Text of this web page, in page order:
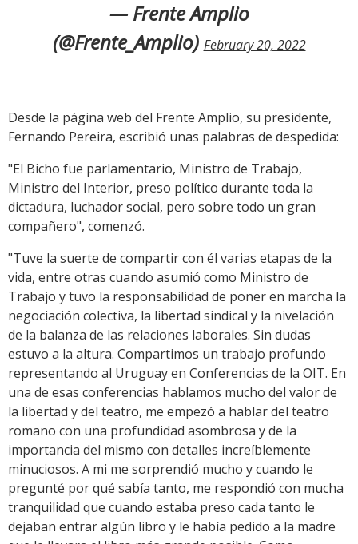
— Frente Amplio
(@Frente_Amplio) February 20, 2022
Desde la página web del Frente Amplio, su presidente,
Fernando Pereira, escribió unas palabras de despedida:
"El Bicho fue parlamentario, Ministro de Trabajo,
Ministro del Interior, preso político durante toda la
dictadura, luchador social, pero sobre todo un gran
compañero", comenzó.
"Tuve la suerte de compartir con él varias etapas de la
vida, entre otras cuando asumió como Ministro de
Trabajo y tuvo la responsabilidad de poner en marcha la
negociación colectiva, la libertad sindical y la nivelación
de la balanza de las relaciones laborales. Sin dudas
estuvo a la altura. Compartimos un trabajo profundo
representando al Uruguay en Conferencias de la OIT. En
una de esas conferencias hablamos mucho del valor de
la libertad y del teatro, me empezó a hablar del teatro
romano con una profundidad asombrosa y de la
importancia del mismo con detalles increíblemente
minuciosos. A mi me sorprendió mucho y cuando le
pregunté por qué sabía tanto, me respondió con mucha
tranquilidad que cuando estaba preso cada tanto le
dejaban entrar algún libro y le había pedido a la madre